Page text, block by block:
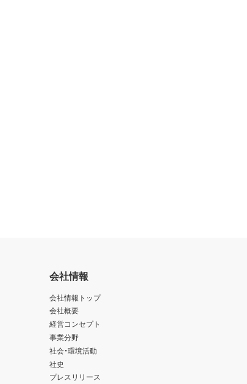
会社情報
会社情報トップ
会社概要
経営コンセプト
事業分野
社会・環境活動
社史
プレスリリース